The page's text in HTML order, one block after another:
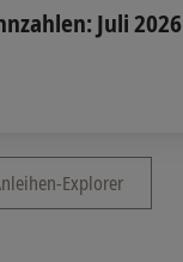
Juli 2026
Explorer